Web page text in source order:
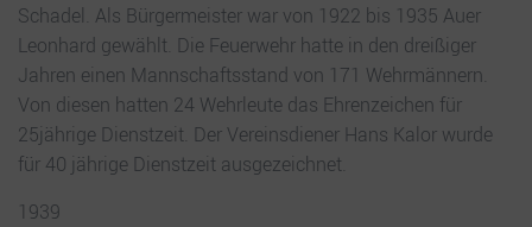
Schadel. Als Bürgermeister war von 1922 bis 1935 Auer
Leonhard gewählt. Die Feuerwehr hatte in den dreißiger
Jahren einen Mannschaftsstand von 171 Wehrmännern.
Von diesen hatten 24 Wehrleute das Ehrenzeichen für
25jährige Dienstzeit. Der Vereinsdiener Hans Kalor wurde
für 40 jährige Dienstzeit ausgezeichnet.
1939